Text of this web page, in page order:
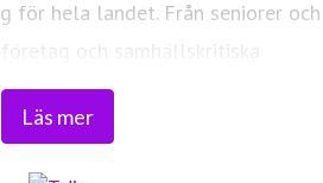
Läs mer
för hela landet. Från seniorer och
och samhällskritiska
digitaliseringens kraft i
av Sveriges totalförsvar. Med
det enda nationella